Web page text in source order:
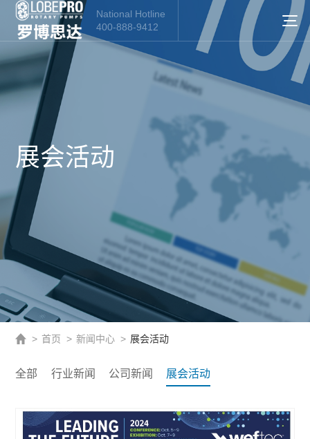
National Hotline
400-888-9412
展会活动
> 首页 > 新闻中心 > 展会活动
全部 行业新闻 公司新闻 展会活动